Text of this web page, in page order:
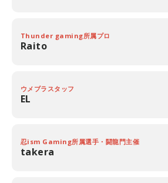
Thunder gaming所属プロ
Raito
ウメブラスタッフ
EL
忍ism Gaming所属選手・闘龍門主催
takera